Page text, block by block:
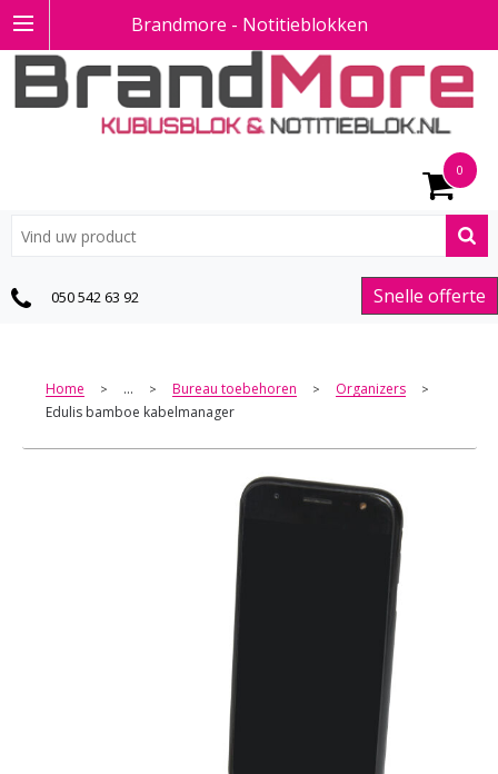
Brandmore - Notitieblokken
0
Snelle offerte
050 542 63 92
Home > ... > Bureau toebehoren > Organizers >
Edulis bamboe kabelmanager